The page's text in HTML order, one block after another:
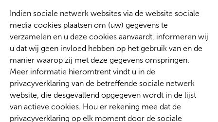
Indien sociale netwerk websites via de website sociale
media cookies plaatsen om (uw) gegevens te
verzamelen en u deze cookies aanvaardt, informeren wij
u dat wij geen invloed hebben op het gebruik van en de
manier waarop zij met deze gegevens omspringen.
Meer informatie hieromtrent vindt u in de
privacyverklaring van de betreffende sociale netwerk
website, die desgevallend opgegeven wordt in de lijst
van actieve cookies. Hou er rekening mee dat de
privacyverklaring op elk moment door de sociale